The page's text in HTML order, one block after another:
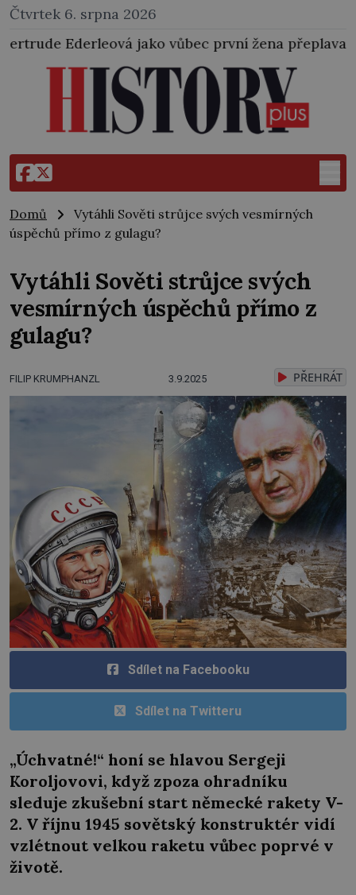
Čtvrtek 6. srpna 2026
vůbec první žena přeplavala kanál La
Domů
Vytáhli Sověti strůjce svých vesmírných
úspěchů přímo z gulagu?
Vytáhli Sověti strůjce svých
vesmírných úspěchů přímo z
gulagu?
FILIP KRUMPHANZL 3.9.2025 PŘEHRÁT
Sdílet na Facebooku
Sdílet na Twitteru
„Úchvatné!“ honí se hlavou Sergeji
Koroljovovi, když zpoza ohradníku
sleduje zkušební start německé rakety V-
2. V říjnu 1945 sovětský konstruktér vidí
vzlétnout velkou raketu vůbec poprvé v
životě.